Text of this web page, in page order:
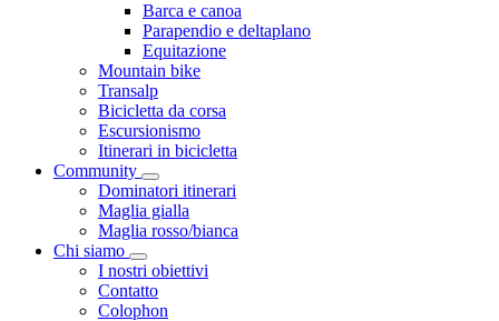
Barca e canoa
Parapendio e deltaplano
Equitazione
Mountain bike
Transalp
Bicicletta da corsa
Escursionismo
Itinerari in bicicletta
Community
Dominatori itinerari
Maglia gialla
Maglia rosso/bianca
Chi siamo
I nostri obiettivi
Contatto
Colophon